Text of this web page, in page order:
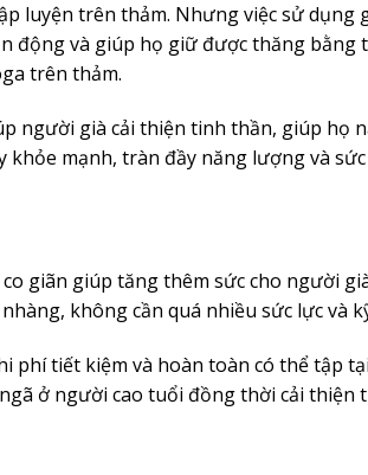
luyện trên thảm. Nhưng việc sử dụng
động và giúp họ giữ được thăng bằng
trên thảm.
người già cải thiện tinh thần, giúp họ
khỏe mạnh, tràn đầy năng lượng và
giãn giúp tăng thêm sức cho người
không cần quá nhiều sức lực và
phí tiết kiệm và hoàn toàn có thể tập
ở người cao tuổi đồng thời cải thiện